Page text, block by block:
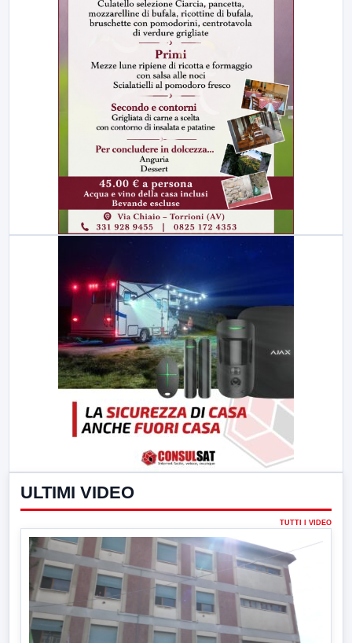
ULTIMI VIDEO
TUTTI I VIDEO